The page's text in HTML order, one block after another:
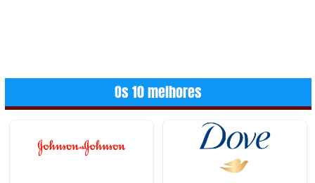
Os 10 melhores